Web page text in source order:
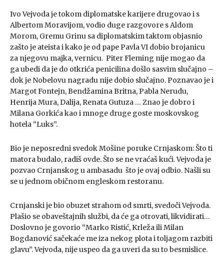
Ivo Vejvoda je tokom diplomatske karijere drugovao i s
Albertom Moravijom, vodio duge razgovore s Aldom
Morom, Gremu Grinu sa diplomatskim taktom objasnio
zašto je ateista i kako je od pape Pavla VI dobio brojanicu
za njegovu majka, vernicu. Piter Fleming nije mogao da
ga ubedi da je do otkrića penicilina došlo sasvim slučajno –
dok je Nobelovu nagradu nije dobio slučajno. Poznavao je i
Margot Fontejn, Bendžamina Britna, Pabla Nerudu,
Henrija Mura, Dalija, Renata Gutuza … Znao je dobro i
Milana Gorkića kao i mnoge druge goste moskovskog
hotela “Luks”.
Bio je neposredni svedok Mošine poruke Crnjaskom: Što ti
matora budalo, radiš ovde. Što se ne vraćaš kući. Vejvoda je
pozvao Crnjanskog u ambasadu što je ovaj odbio. Našli su
se u jednom običnom engleskom restoranu.
Crnjanski je bio obuzet strahom od smrti, svedoči Vejvoda.
Plašio se obaveštajnih službi, da će ga otrovati, likvidirati…
Doslovno je govorio “Marko Ristić, Krleža ili Milan
Bogdanović sačekaće me iza nekog plota i toljagom razbiti
glavu”. Vejvoda, nije uspeo da ga uveri da su to besmislice.